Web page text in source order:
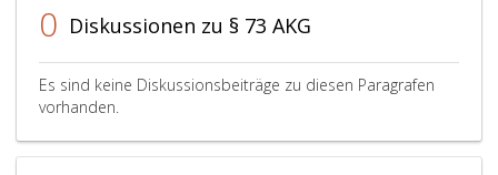
0 Diskussionen zu § 73 AKG
Es sind keine Diskussionsbeiträge zu diesen Paragrafen
vorhanden.